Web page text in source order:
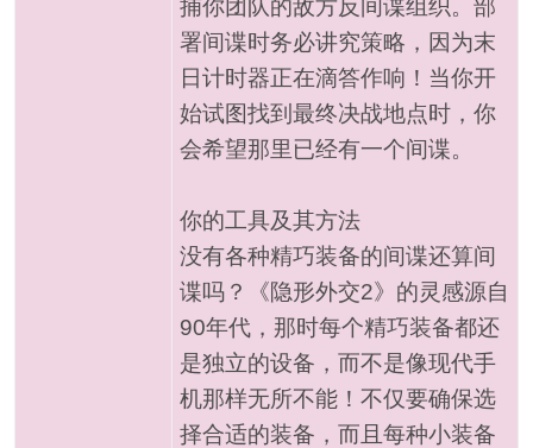
捕你团队的敌方反间谍组织。部
署间谍时务必讲究策略，因为末
日计时器正在滴答作响！当你开
始试图找到最终决战地点时，你
会希望那里已经有一个间谍。
你的工具及其方法
没有各种精巧装备的间谍还算间
谍吗？《隐形外交2》的灵感源自
90年代，那时每个精巧装备都还
是独立的设备，而不是像现代手
机那样无所不能！不仅要确保选
择合适的装备，而且每种小装备